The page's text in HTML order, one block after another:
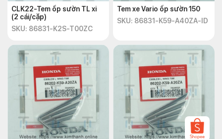
CLK22-Tem ốp sườn TL xi
(2 cái/cặp)
SKU: 86831-K2S-T00ZC
Tem xe Vario ốp sườn 150
SKU: 86831-K59-A40ZA-ID